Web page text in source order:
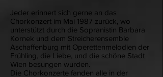
Jeder erinnert sich gerne an das
Chorkonzert im Mai 1987 zurück, wo
unterstützt durch die Sopranistin Barbara
Kornek und dem Streicherensemble
Aschaffenburg mit Operettenmelodien der
Frühling, die Liebe, und die schöne Stadt
Wien besungen wurden.
Die Chorkonzerte fanden alle in der